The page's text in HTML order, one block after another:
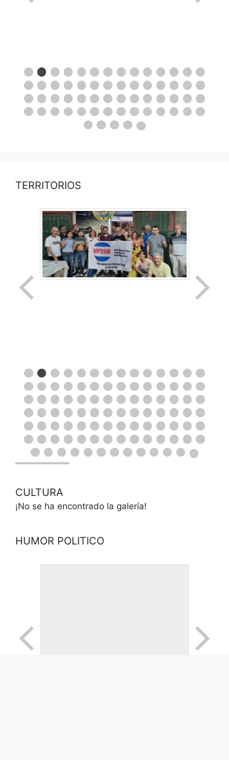
TERRITORIOS
CULTURA
¡No se ha encontrado la galería!
HUMOR POLITICO